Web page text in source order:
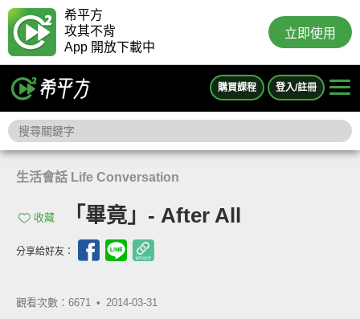
希平方
攻其不背
App 開放下載中
立即使用
購買課程 登入/註冊
生活會話 Life Conversation
收藏 「畢竟」- After All
分享給好友：
觀看次數：6671 • 2014-03-31